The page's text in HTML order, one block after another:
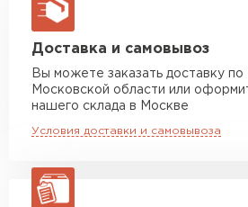
макс. длина груза 13,5 м
Манипулятор до 5 тн
Манипулятор до 10 тн
макс. длина груза 8 м
макс. длина груза 13,5 м
Доставка и самовывоз
Вы можете заказать доставку по
Московской области или
нашего склада в Москве
Условия доставки и самовывоза